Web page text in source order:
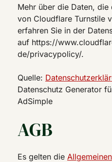
Mehr über die Daten,
von Cloudflare Turnstile
erfahren Sie in der
auf https://
de/privacypolicy/.
Quelle:
Datenschutz Generator
AdSimple
AGB
Es gelten die Allgemeinen